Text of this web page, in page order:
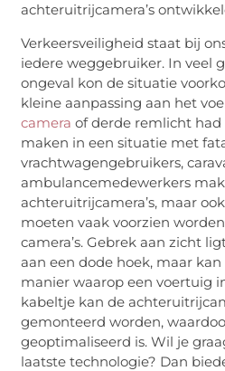
achteruitrijcamera’s
Verkeersveiligheid staat bij
iedere weggebruiker. In veel
ongeval kon de situatie
kleine aanpassing aan het
camera of derde remlicht
maken in een situatie met
vrachtwagengebruikers,
ambulancemedewerkers
achteruitrijcamera’s, maar
moeten vaak voorzien
camera’s. Gebrek aan zicht
aan een dode hoek, maar
manier waarop een voertuig
kabeltje kan de
gemonteerd worden,
geoptimaliseerd is. Wil je
laatste technologie? Dan